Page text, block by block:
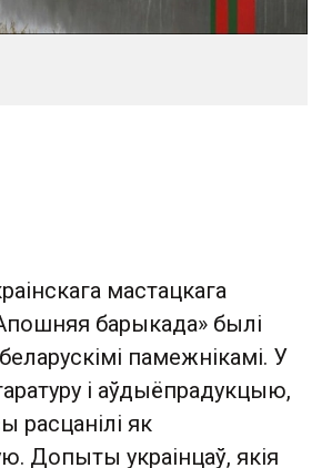
мастацкага
барыкада» былі
памежнікамі. У
і аўдыёпрадукцыю,
расцанілі як
Допыты украінцаў, якія